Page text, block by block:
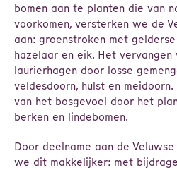
bomen aan te planten die van
voorkomen, versterken we de
aan: groenstroken met
hazelaar en eik. Het
laurierhagen door losse
veldesdoorn, hulst en
van het bosgevoel door het
berken en lindebomen.
Door deelname aan de
we dit makkelijker: met